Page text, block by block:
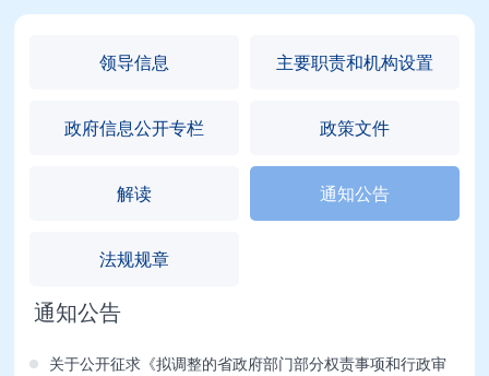
领导信息 主要职责和机构设置
政府信息公开专栏 政策文件
解读 通知公告
法规规章
通知公告
关于公开征求《拟调整的省政府部门部分权责事项和行政审